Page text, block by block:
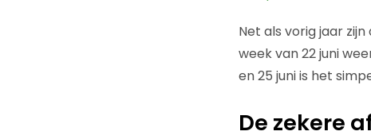
Net als vorig jaar
week van 22 juni
en 25 juni is het
De zekere